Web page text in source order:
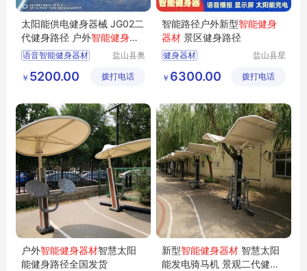
太阳能供电健身器械 JG02二
代健身路径 户外智能健身器
材奥泰生产
语音智能健身器材
小区智能健身器材
户外智能健身器材
盐山县奥
材厂
￥ 5200.00 拨打电话
智能路径户外新型智能健身
器材 景区健身路径
健身器材
健身器材价格
盐山县星
施厂
￥ 6300.00 拨打电话
户外智能健身器材智慧太阳
能健身路径全国发货
新型智能健身器材 智慧太阳
能发电骑马机 景观二代健身